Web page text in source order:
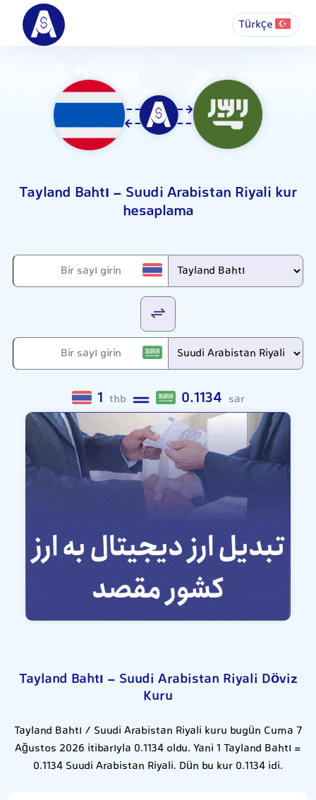
Türkçe
Tayland Bahtı - Suudi Arabistan Riyali kur
hesaplama
1 thb 0.1134 sar
Tayland Bahtı - Suudi Arabistan Riyali Döviz
Kuru
Tayland Bahtı / Suudi Arabistan Riyali kuru bugün Cuma 7
Ağustos 2026 itibarıyla 0.1134 oldu. Yani 1 Tayland Bahtı =
0.1134 Suudi Arabistan Riyali. Dün bu kur 0.1134 idi.